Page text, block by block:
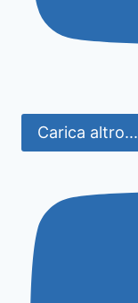
Carica altro...